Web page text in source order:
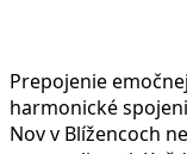
Prepojenie
harmonické
Nov v Blížencoch